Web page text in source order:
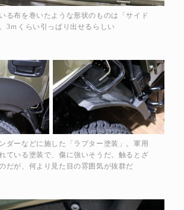
る布を巻いたような形状のものは「サイド
3ｍくらい引っぱり出せるらしい
ダーなどに施した「ラプター塗装」。軍用
ている塗装で、傷に強いそうだ。触るとざ
だが、何より見た目の雰囲気が抜群だ